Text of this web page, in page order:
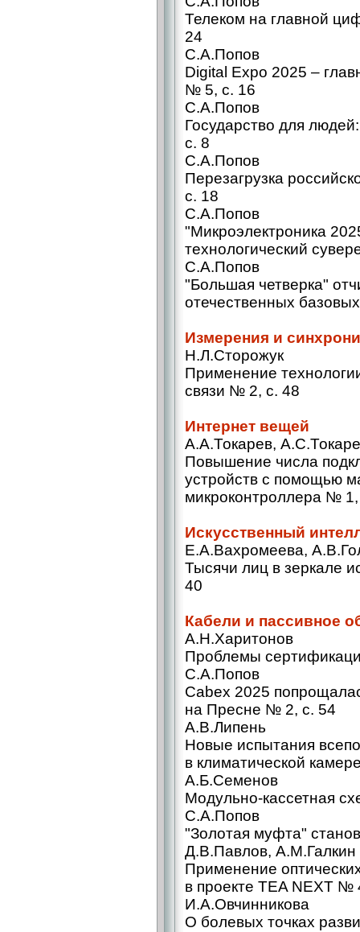
Телеком на главной
24
С.А.Попов
Digital Expo 2025 –
№ 5, с. 16
С.А.Попов
Государство для
с. 8
С.А.Попов
Перезагрузка
с. 18
С.А.Попов
"Микроэлектроника
технологический
С.А.Попов
"Большая четверка"
отечественных
Измерения и
Н.Л.Сторожук
Применение
связи № 2, с. 48
Интернет вещей
А.А.Токарев,
Повышение числа
устройств с помощью
микроконтроллера №
Искусственный
Е.А.Вахромеева,
Тысячи лиц в зеркале
40
Кабели и пассивное
А.Н.Харитонов
Проблемы
С.А.Попов
Cabex 2025
на Пресне № 2, с. 54
А.В.Липень
Новые испытания
в климатической
А.Б.Семенов
Модульно-кассетная
С.А.Попов
"Золотая муфта"
Д.В.Павлов, А.М.Галкин
Применение
в проекте TEA NEXT №
И.А.Овчинникова
О болевых точках